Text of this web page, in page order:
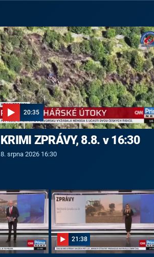
20:35
KRIMI ZPRÁVY, 8.8. v 16:30
8. srpna 2026 16:30
21:38